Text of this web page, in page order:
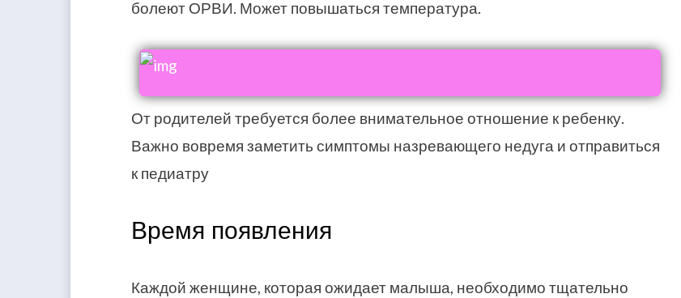
болеют ОРВИ. Может повышаться температура.
От родителей требуется более внимательное отношение к ребенку.
Важно вовремя заметить симптомы назревающего недуга и отправиться
к педиатру
Время появления
Каждой женщине, которая ожидает малыша, необходимо тщательно